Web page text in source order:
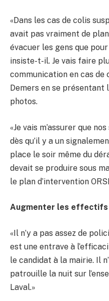
«Dans les cas de colis
avait pas vraiment de
évacuer les gens que
insiste-t-il. Je vais faire
communication en cas de
Demers en se présentant
photos.
«Je vais m’assurer que
dès qu’il y a un
place le soir même du
devait se produire sous
le plan d’intervention
Augmenter les effectifs
«Il n’y a pas assez de
est une entrave à
le candidat à la mairie. Il
patrouille la nuit sur
Laval.»